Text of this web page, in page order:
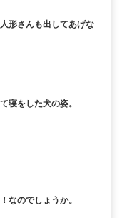
形さんも出してあげな
寝をした犬の姿。
なのでしょうか。